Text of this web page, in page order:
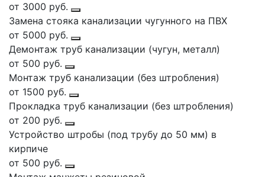
от 3000 руб.
Замена стояка канализации чугунного на ПВХ
от 5000 руб.
Демонтаж труб канализации (чугун, металл)
от 500 руб.
Монтаж труб канализации (без штробления)
от 1500 руб.
Прокладка труб канализации (без штробления)
от 200 руб.
Устройство штробы (под трубу до 50 мм) в
кирпиче
от 500 руб.